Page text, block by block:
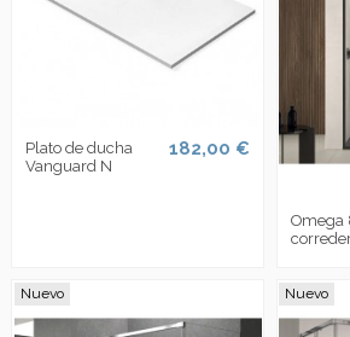
Plato de ducha
Vanguard N
182,00 €
Omega
Nuevo Nuevo